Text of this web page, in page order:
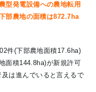
型発電設備への農地転用
部農地の面積は872.7ha
件(下部農地面積17.6ha)
面積144.8ha)が新規許可
は進んでいると言えるで